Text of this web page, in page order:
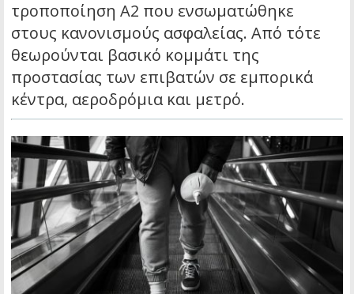
τροποποίηση A2 που ενσωματώθηκε
στους κανονισμούς ασφαλείας. Από τότε
θεωρούνται βασικό κομμάτι της
προστασίας των επιβατών σε εμπορικά
κέντρα, αεροδρόμια και μετρό.